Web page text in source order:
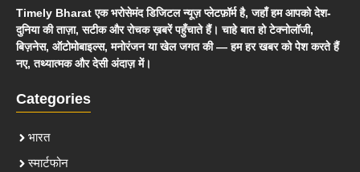
Timely Bharat एक भरोसेमंद डिजिटल न्यूज़ प्लेटफ़ॉर्म है, जहाँ हम आपको देश-
दुनिया की ताज़ा, सटीक और रोचक ख़बरें पहुँचाते हैं। चाहे बात हो टेक्नोलॉजी,
बिज़नेस, ऑटोमोबाइल्स, मनोरंजन या खेल जगत की — हम हर खबर को पेश करते हैं
नए, तथ्यात्मक और देसी अंदाज़ में।
Categories
भारत
स्मार्टफोन